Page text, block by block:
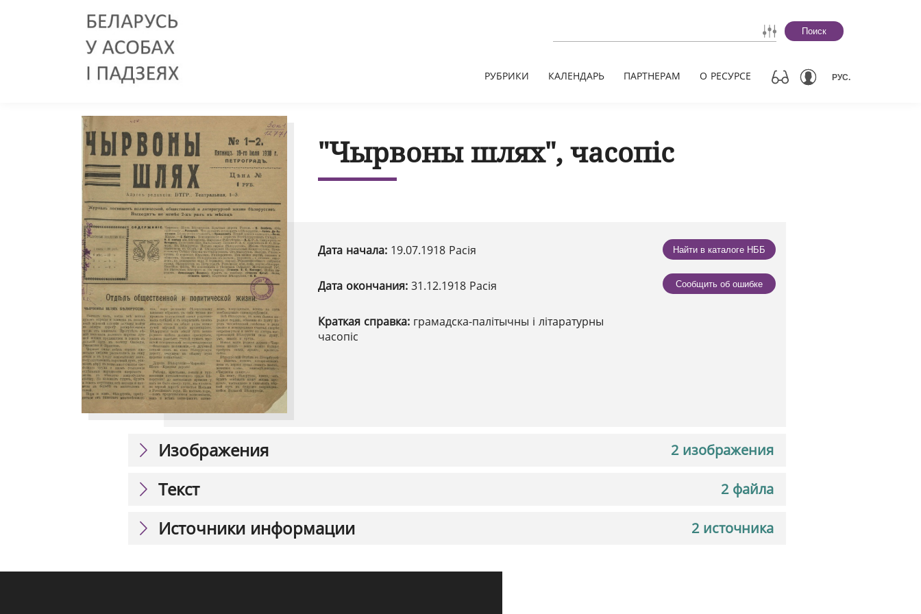
Поиск
РУБРИКИ КАЛЕНДАРЬ ПАРТНЕРАМ О РЕСУРСЕ РУС.
"Чырвоны шлях", часопіс
Дата начала: 19.07.1918 Расія
Дата окончания: 31.12.1918 Расія
Краткая справка: грамадска-палітычны і літаратурны
часопіс
Найти в каталоге НББ
Сообщить об ошибке
2 изображения
Изображения
2 файла
Текст
2 источника
Источники информации